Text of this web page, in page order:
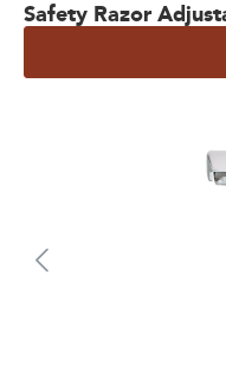
Safety Razor